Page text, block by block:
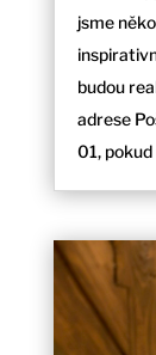
jsme
budou
adrese
01, pokud